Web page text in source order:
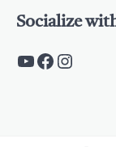
Socialize
https://
https://